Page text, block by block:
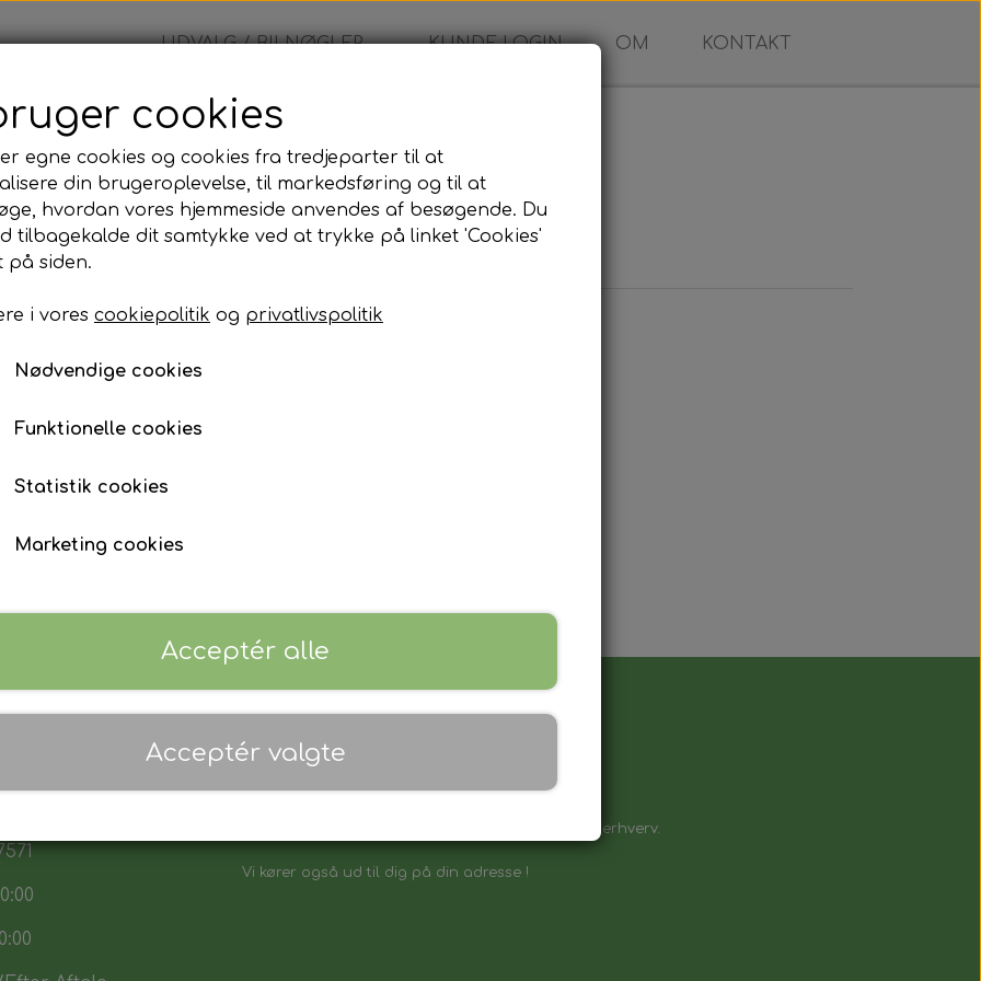
UDVALG / BILNØGLER KUNDE LOGIN OM KONTAKT
Yamaha
125,00 kr.
Yamaha
Lagerstatus:100 på lager
Antal
Vores sortiment henvender sig både til private & erhverv.
Vi kører også ud til dig på din adresse !
cookies
egne cookies og cookies fra tredjeparter til at
din brugeroplevelse, til markedsføring og til at
hvordan vores hjemmeside anvendes af besøgende. Du
tilbagekalde dit samtykke ved at trykke på linket 'Cookies'
på siden.
i vores cookiepolitik og privatlivspolitik
Nødvendige cookies
Funktionelle cookies
Statistik cookies
Marketing cookies
Acceptér alle
Acceptér valgte